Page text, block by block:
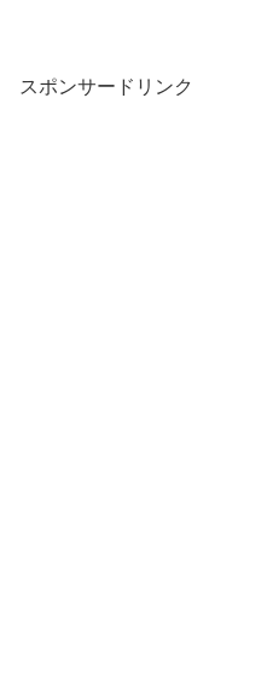
スポンサードリンク